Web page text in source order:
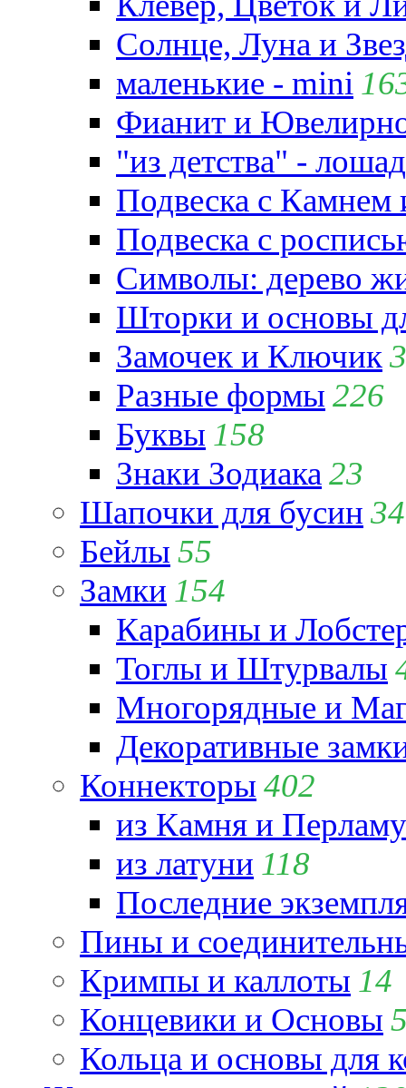
Солнце, Луна и
маленькие - mini
Фианит и
"из детства" -
Подвеска с
Подвеска с
Символы: дерево
Шторки и основы
Замочек и Ключик
Разные формы 226
Буквы 158
Знаки Зодиака 23
Шапочки для бусин 34
Бейлы 55
Замки 154
Карабины и
Тоглы и Штурвалы
Многорядные и
Декоративные
Коннекторы 402
из Камня и
из латуни 118
Последние
Пины и
Кримпы и каллоты 14
Концевики и Основы
Кольца и основы для